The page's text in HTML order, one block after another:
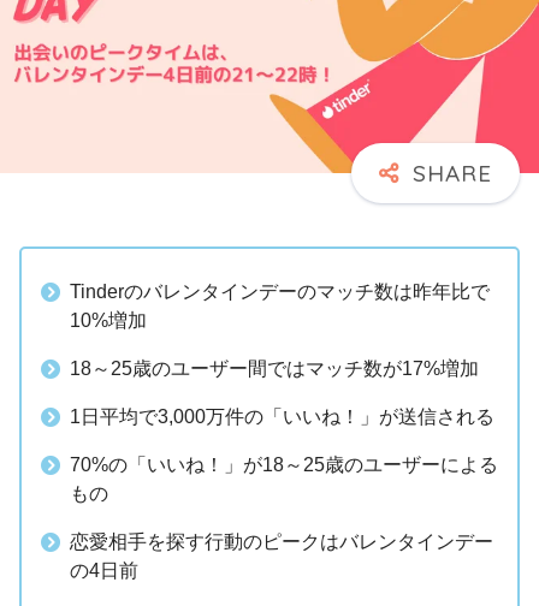
Tinderのバレンタインデーのマッチ数は昨年比で
10%増加
18～25歳のユーザー間ではマッチ数が17%増加
1日平均で3,000万件の「いいね！」が送信される
70%の「いいね！」が18～25歳のユーザーによる
もの
恋愛相手を探す行動のピークはバレンタインデー
の4日前